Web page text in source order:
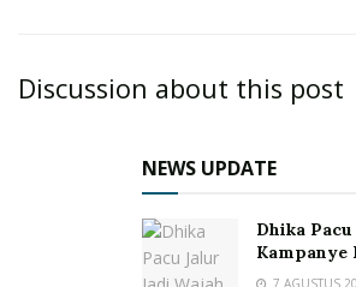
Discussion about this post
NEWS UPDATE
Dhika
Kampanye
7 AGUSTUS